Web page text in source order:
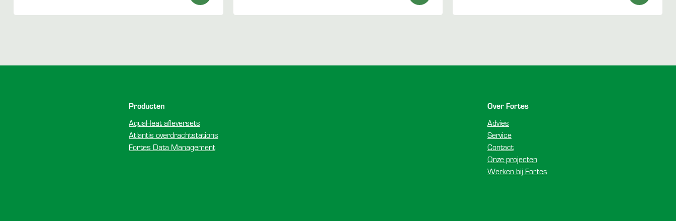
Producten
AquaHeat afleversets
Atlantis overdrachtstations
Fortes Data Management
Over Fortes
Advies
Service
Contact
Onze projecten
Werken bij Fortes